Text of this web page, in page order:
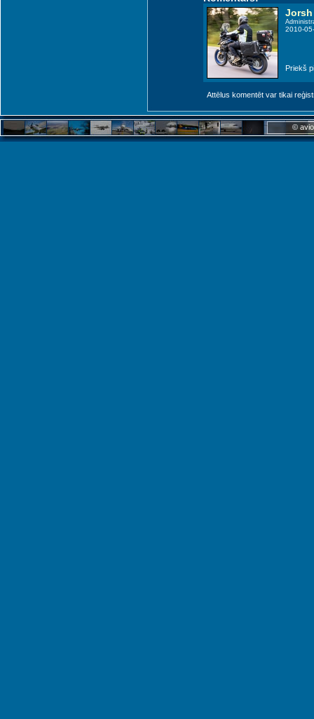
Jorsh
2010-
Priekš
Attēlus komentēt var tikai
©